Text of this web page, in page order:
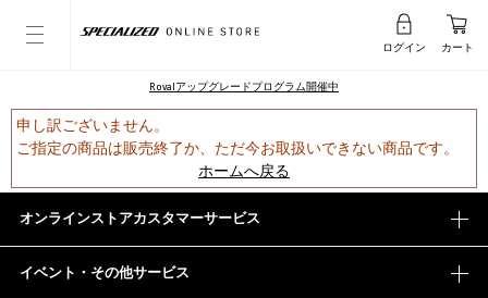
ログイン カート
Rovalアップグレードプログラム開催中
申し訳ございません。
ご指定の商品は販売終了か、ただ今お取扱いできない商品です。
ホームへ戻る
オンラインストアカスタマーサービス
イベント・その他サービス